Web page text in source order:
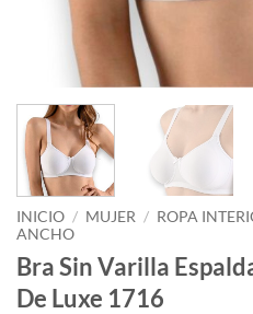
INICIO / MUJER / ROPA
ANCHO
Bra Sin Varilla
De Luxe 1716